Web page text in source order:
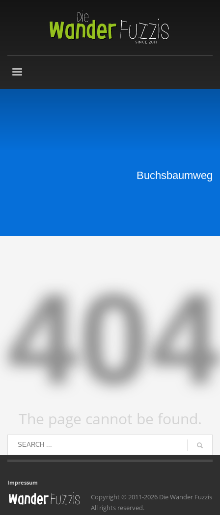
Buchsbaumweg
The page cannot be found.
Impressum
Copyright © 2011-2026 Die Wander Fuzzis
All rights reserved.